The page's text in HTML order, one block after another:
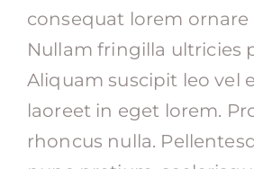
consequat lorem ornare
Nullam fringilla ultricies
Aliquam suscipit leo vel
laoreet in eget lorem.
rhoncus nulla.